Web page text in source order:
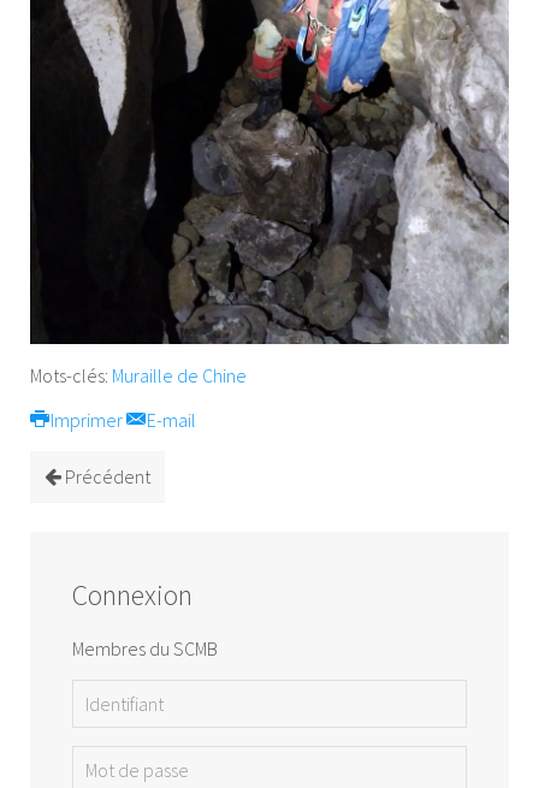
Mots-clés: Muraille de Chine
Imprimer
E-mail
Précédent
Connexion
Membres du SCMB